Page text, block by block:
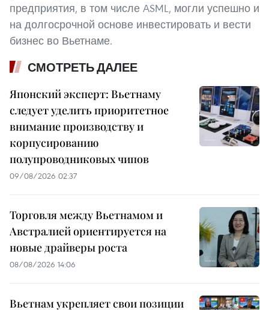
предприятия, в том числе ASML, могли успешно и
на долгосрочной основе инвестировать и вести
бизнес во Вьетнаме.
СМОТРЕТЬ ДАЛЕЕ
Японский эксперт: Вьетнаму
следует уделить приоритетное
внимание производству и
корпусированию
полупроводниковых чипов
09/08/2026 02:37
Торговля между Вьетнамом и
Австралией ориентируется на
новые драйверы роста
08/08/2026 14:06
Вьетнам укрепляет свои позиции